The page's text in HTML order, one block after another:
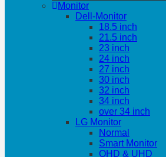
Monitor
Dell-Monitor
18.5 inch
21.5 inch
23 inch
24 inch
27 inch
30 inch
32 inch
34 inch
over 34 inch
LG Monitor
Normal
Smart Monitor
QHD & UHD